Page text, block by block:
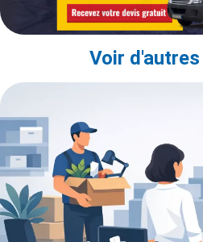
Voir